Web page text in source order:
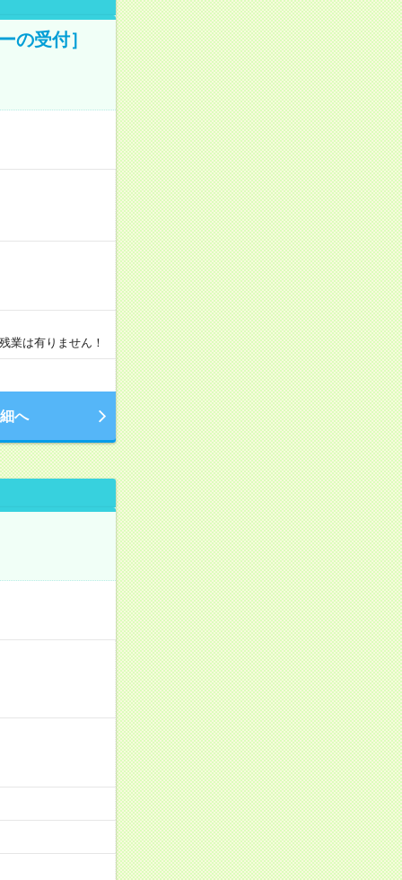
の受付］
業は有りません！
へ